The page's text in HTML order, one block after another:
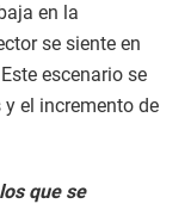
en la
se siente en
escenario se
el incremento de
que se